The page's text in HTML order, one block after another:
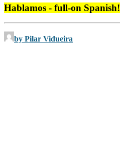
Hablamos - full-on Spanish!
by Pilar Vidueira